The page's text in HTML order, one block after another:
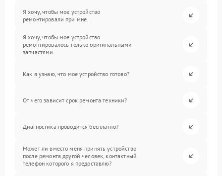
Я хочу, чтобы мое устройство
ремонтировали при мне.
Я хочу, чтобы мое устройство
ремонтировалось только оригинальными
запчастями.
Как я узнаю, что мое устройство готово?
От чего зависит срок ремонта техники?
Диагностика проводится бесплатно?
Может ли вместо меня принять устройство
после ремонта другой человек, контактный
телефон которого я предоставлю?